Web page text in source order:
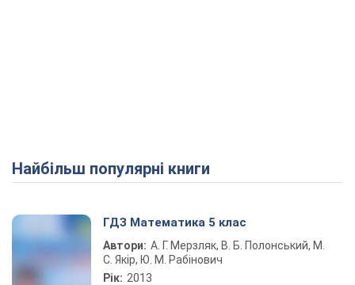
Найбільш популярні книги
ГДЗ Математика 5 клас
Автори: А. Г. Мерзляк, В. Б. Полонський, М.
С. Якір, Ю. М. Рабінович
Рік: 2013